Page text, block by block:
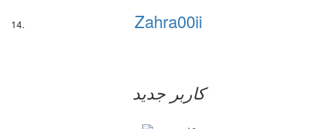
Zahra00ii
کاربر جدید